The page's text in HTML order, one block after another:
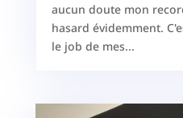
aucun doute mon
hasard évidemment.
le job de mes...